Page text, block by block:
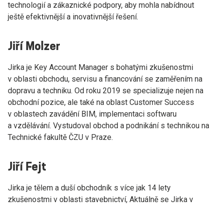
technologií a zákaznické podpory, aby mohla nabídnout
ještě efektivnější a inovativnější řešení.
Jiří Molzer
Jirka je Key Account Manager s bohatými zkušenostmi
v oblasti obchodu, servisu a financování se zaměřením na
dopravu a techniku. Od roku 2019 se specializuje nejen na
obchodní pozice, ale také na oblast Customer Success
v oblastech zavádění BIM, implementaci softwaru
a vzdělávání. Vystudoval obchod a podnikání s technikou na
Technické fakultě ČZU v Praze.
Jiří Fejt
Jirka je tělem a duší obchodník s více jak 14 lety
zkušenostmi v oblasti stavebnictví, Aktuálně se Jirka v